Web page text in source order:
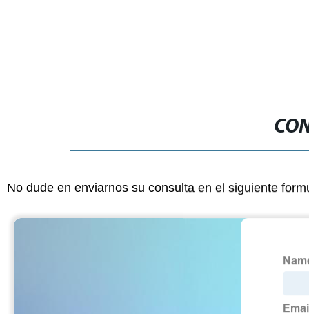
No dude en enviarnos su consulta en el siguiente